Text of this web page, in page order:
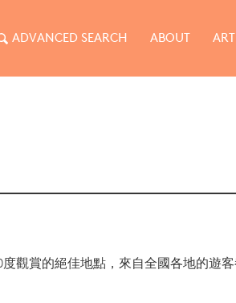
ADVANCED SEARCH ABOUT
觀賞的絕佳地點，來自全國各地的遊